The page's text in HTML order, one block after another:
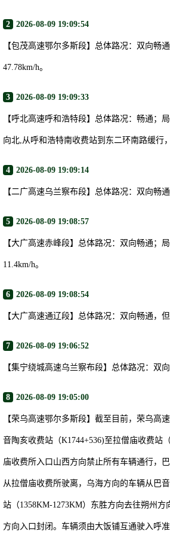
2 2026-08-09 19:09:54
【包茂高速鄂尔多斯段】总体路况：双向畅
47.78km/h。
3 2026-08-09 19:09:33
【呼北高速呼和浩特段】总体路况：畅通；
向北,从呼和浩特南收费站到东二环南路缓行
4 2026-08-09 19:09:14
【二广高速乌兰察布段】总体路况：双向畅
5 2026-08-09 19:08:57
【大广高速赤峰段】总体路况：双向畅通；
11.4km/h。
6 2026-08-09 19:08:54
【大广高速通辽段】总体路况：双向畅通，
7 2026-08-09 19:06:52
【集宁绕城高速乌兰察布段】总体路况：双
8 2026-08-09 19:05:00
【荣乌高速鄂尔多斯段】截至目前，荣乌高
音陶亥收费站（K1744+536)至拉僧庙收费站
庙收费所入口山西方向禁止所有车辆通行，
从拉僧庙收费所驶离，乌海方向的车辆从巴
站（1358KM-1273KM）东胜方向去往朔州
方向入口封闭。车辆须由大饭铺互通驶入呼